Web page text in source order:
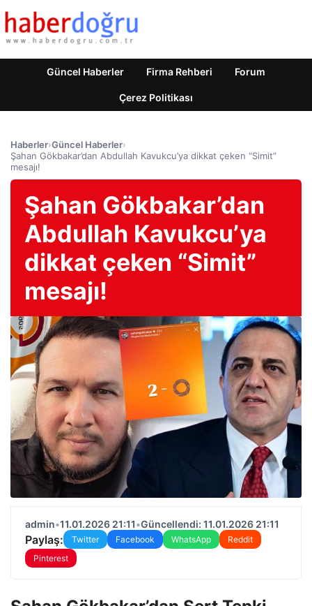
Güncel Haberler Firma Rehberi Forum
Çerez Politikası
Haberler›Güncel Haberler›
Şahan Gökbakar’dan Abdullah Kavukcu’ya dikkat çeken “Simit”
mesajı!
Şahan Gökbakar’dan
Abdullah Kavukcu’ya
dikkat çeken “Simit”
mesajı!
admin•11.01.2026 21:11•Güncellendi: 11.01.2026 21:11
Paylaş: Twitter Facebook WhatsApp
Reddit
Pinterest